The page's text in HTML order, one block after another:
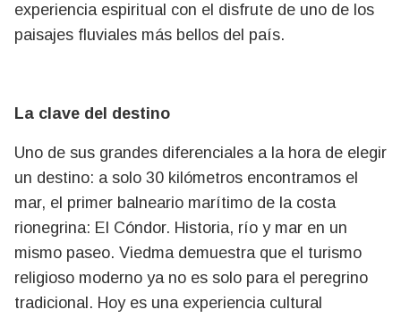
experiencia espiritual con el disfrute de uno de los
paisajes fluviales más bellos del país.
La clave del destino
Uno de sus grandes diferenciales a la hora de elegir
un destino: a solo 30 kilómetros encontramos el
mar, el primer balneario marítimo de la costa
rionegrina: El Cóndor. Historia, río y mar en un
mismo paseo. Viedma demuestra que el turismo
religioso moderno ya no es solo para el peregrino
tradicional. Hoy es una experiencia cultural